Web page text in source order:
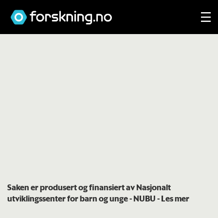
Saken er produsert og finansiert av Nasjonalt
utviklingssenter for barn og unge - NUBU- Les mer